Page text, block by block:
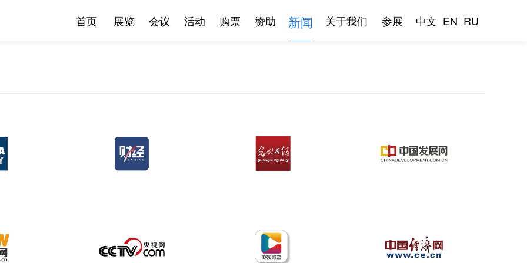
首页 展览 会议 活动 购票 赞助 新闻 关于我们 参展 中文 EN RU